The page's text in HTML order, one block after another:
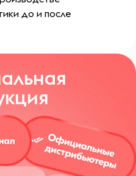
до и после
из лидеров на рынке